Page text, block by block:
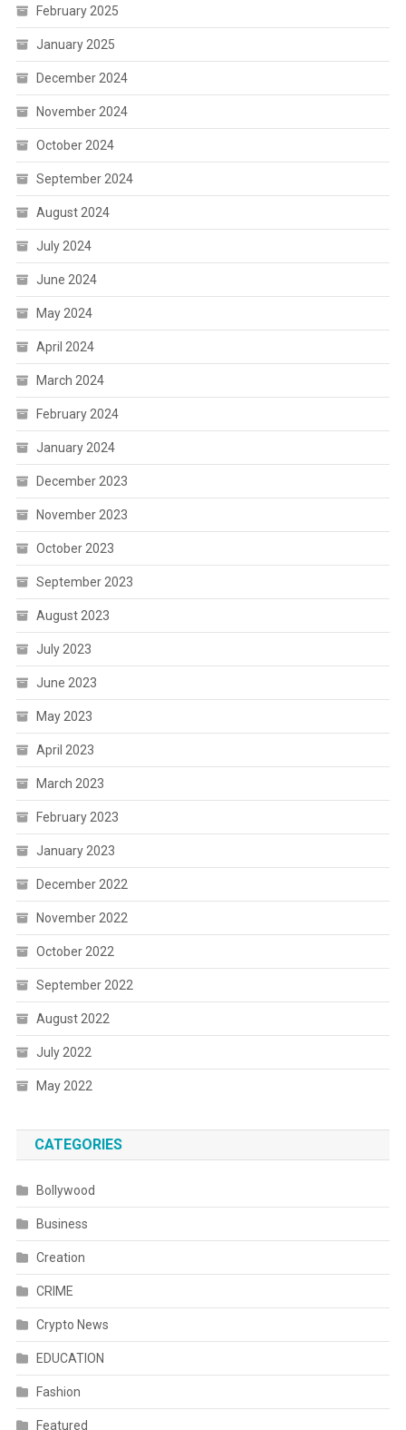
February 2025
January 2025
December 2024
November 2024
October 2024
September 2024
August 2024
July 2024
June 2024
May 2024
April 2024
March 2024
February 2024
January 2024
December 2023
November 2023
October 2023
September 2023
August 2023
July 2023
June 2023
May 2023
April 2023
March 2023
February 2023
January 2023
December 2022
November 2022
October 2022
September 2022
August 2022
July 2022
May 2022
CATEGORIES
Bollywood
Business
Creation
CRIME
Crypto News
EDUCATION
Fashion
Featured